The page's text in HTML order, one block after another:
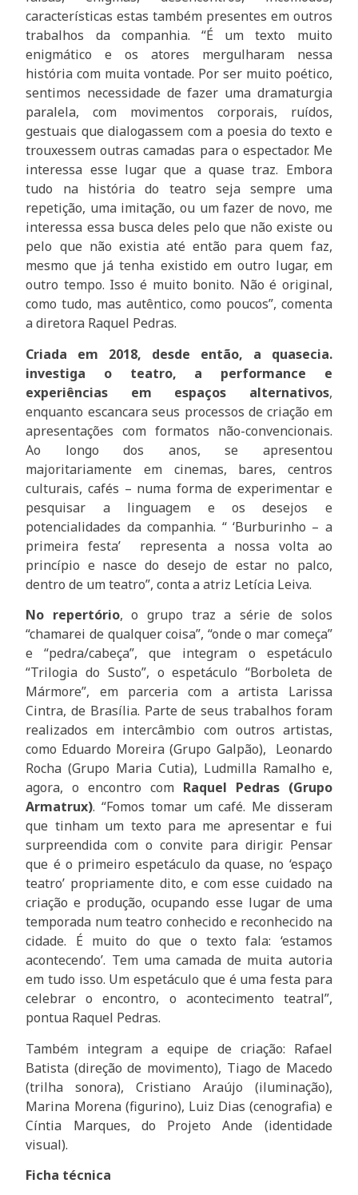
características estas também presentes em outros
trabalhos da companhia. “É um texto muito
enigmático e os atores mergulharam nessa
história com muita vontade. Por ser muito poético,
sentimos necessidade de fazer uma dramaturgia
paralela, com movimentos corporais, ruídos,
gestuais que dialogassem com a poesia do texto e
trouxessem outras camadas para o espectador. Me
interessa esse lugar que a quase traz. Embora
tudo na história do teatro seja sempre uma
repetição, uma imitação, ou um fazer de novo, me
interessa essa busca deles pelo que não existe ou
pelo que não existia até então para quem faz,
mesmo que já tenha existido em outro lugar, em
outro tempo. Isso é muito bonito. Não é original,
como tudo, mas autêntico, como poucos”, comenta
a diretora Raquel Pedras.
Criada em 2018, desde então, a quasecia.
investiga o teatro, a performance e
experiências em espaços alternativos,
enquanto escancara seus processos de criação em
apresentações com formatos não-convencionais.
Ao longo dos anos, se apresentou
majoritariamente em cinemas, bares, centros
culturais, cafés – numa forma de experimentar e
pesquisar a linguagem e os desejos e
potencialidades da companhia. “ ‘Burburinho – a
primeira festa’ representa a nossa volta ao
princípio e nasce do desejo de estar no palco,
dentro de um teatro”, conta a atriz Letícia Leiva.
No repertório, o grupo traz a série de solos
“chamarei de qualquer coisa”, “onde o mar começa”
e “pedra/cabeça”, que integram o espetáculo
“Trilogia do Susto”, o espetáculo “Borboleta de
Mármore”, em parceria com a artista Larissa
Cintra, de Brasília. Parte de seus trabalhos foram
realizados em intercâmbio com outros artistas,
como Eduardo Moreira (Grupo Galpão), Leonardo
Rocha (Grupo Maria Cutia), Ludmilla Ramalho e,
agora, o encontro com Raquel Pedras (Grupo
Armatrux). “Fomos tomar um café. Me disseram
que tinham um texto para me apresentar e fui
surpreendida com o convite para dirigir. Pensar
que é o primeiro espetáculo da quase, no ‘espaço
teatro’ propriamente dito, e com esse cuidado na
criação e produção, ocupando esse lugar de uma
temporada num teatro conhecido e reconhecido na
cidade. É muito do que o texto fala: ‘estamos
acontecendo’. Tem uma camada de muita autoria
em tudo isso. Um espetáculo que é uma festa para
celebrar o encontro, o acontecimento teatral”,
pontua Raquel Pedras.
Também integram a equipe de criação: Rafael
Batista (direção de movimento), Tiago de Macedo
(trilha sonora), Cristiano Araújo (iluminação),
Marina Morena (figurino), Luiz Dias (cenografia) e
Cíntia Marques, do Projeto Ande (identidade
visual).
Ficha técnica